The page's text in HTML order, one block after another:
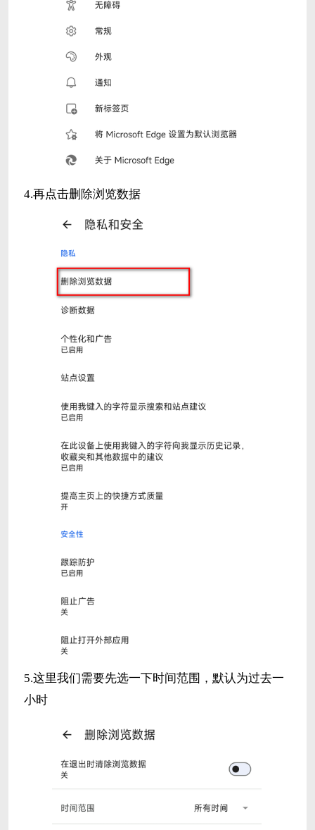
4.再点击删除浏览数据
5.这里我们需要先选一下时间范围，默认为过去一
小时